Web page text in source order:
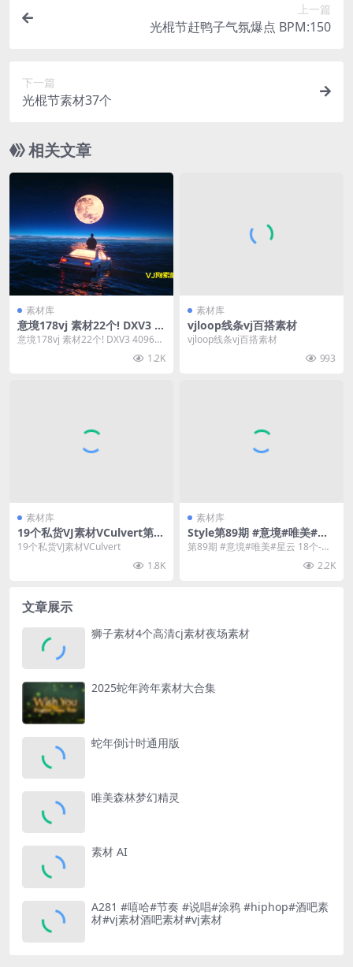
上一篇
光棍节赶鸭子气氛爆点 BPM:150
下一篇
光棍节素材37个
相关文章
素材库
意境178vj 素材22个! DXV3 4
096X2304 3840×2160 1920X
意境178vj 素材22个! DXV3 4096X2
1.2K
素材库
vjloop线条vj百搭素材
vjloop线条vj百搭素材
993
素材库
19个私货VJ素材VCulvert第二
期
19个私货VJ素材VCulvert
1.8K
素材库
Style第89期 #意境#唯美#星
云 18个-全部4K
第89期 #意境#唯美#星云 18个-全
2.2K
文章展示
狮子素材4个高清cj素材夜场素材
2025蛇年跨年素材大合集
蛇年倒计时通用版
唯美森林梦幻精灵
素材 AI
A281 #嘻哈#节奏 #说唱#涂鸦 #hiphop#酒吧素
材#vj素材酒吧素材#vj素材